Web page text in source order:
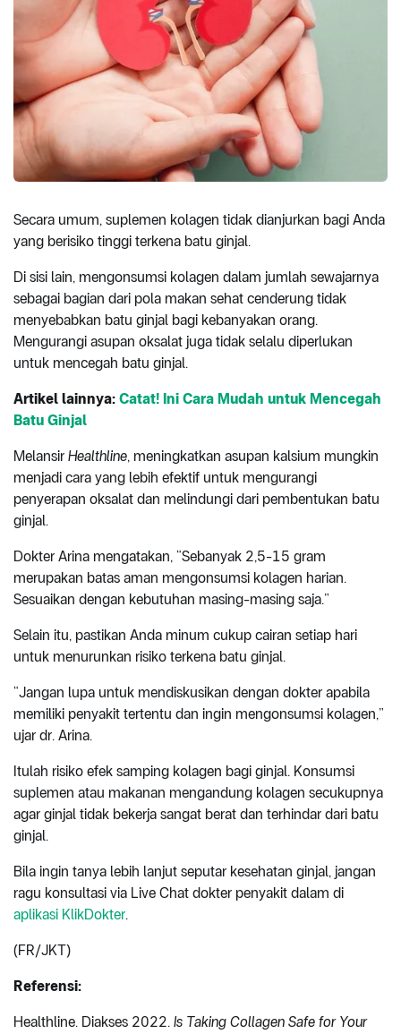
Secara umum, suplemen kolagen tidak dianjurkan bagi Anda
yang berisiko tinggi terkena batu ginjal.
Di sisi lain, mengonsumsi kolagen dalam jumlah sewajarnya
sebagai bagian dari pola makan sehat cenderung tidak
menyebabkan batu ginjal bagi kebanyakan orang.
Mengurangi asupan oksalat juga tidak selalu diperlukan
untuk mencegah batu ginjal.
Artikel lainnya: Catat! Ini Cara Mudah untuk Mencegah
Batu Ginjal
Melansir Healthline, meningkatkan asupan kalsium mungkin
menjadi cara yang lebih efektif untuk mengurangi
penyerapan oksalat dan melindungi dari pembentukan batu
ginjal.
Dokter Arina mengatakan, “Sebanyak 2,5-15 gram
merupakan batas aman mengonsumsi kolagen harian.
Sesuaikan dengan kebutuhan masing-masing saja.”
Selain itu, pastikan Anda minum cukup cairan setiap hari
untuk menurunkan risiko terkena batu ginjal.
“Jangan lupa untuk mendiskusikan dengan dokter apabila
memiliki penyakit tertentu dan ingin mengonsumsi kolagen,”
ujar dr. Arina.
Itulah risiko efek samping kolagen bagi ginjal. Konsumsi
suplemen atau makanan mengandung kolagen secukupnya
agar ginjal tidak bekerja sangat berat dan terhindar dari batu
ginjal.
Bila ingin tanya lebih lanjut seputar kesehatan ginjal, jangan
ragu konsultasi via Live Chat dokter penyakit dalam di
aplikasi KlikDokter.
(FR/JKT)
Referensi:
Healthline. Diakses 2022. Is Taking Collagen Safe for Your